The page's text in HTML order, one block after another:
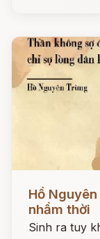
Đọc ngay
Hồ
nhầm thời
Sinh ra tuy